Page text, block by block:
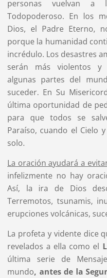
personas vuelvan
Todopoderoso. En los
Dios, el Padre Eterno,
porque la humanidad
incrédulo. Los desastres
serán más violentos y
algunas partes del
suceder. En Su
última oportunidad de
para que todos se
Paraíso, cuando el Cielo
solo.
La oración ayudará a
infelizmente no hay
Así, la ira de Dios
Terremotos, tsunamis,
erupciones volcánicas,
La profeta y vidente dice
revelados a ella como el
última serie de
mundo, antes de la